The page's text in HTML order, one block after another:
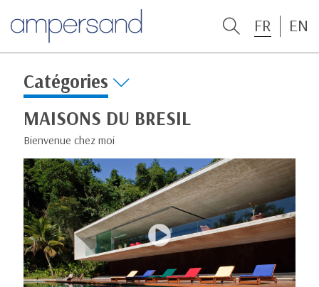
FR EN
Catégories
MAISONS DU BRESIL
Bienvenue chez moi